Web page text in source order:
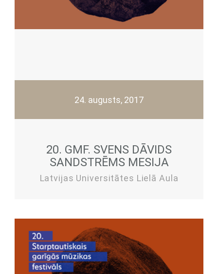
24. augusts, 2017
20. GMF. SVENS DĀVIDS
SANDSTRĒMS MESIJA
Latvijas Universitātes Lielā Aula